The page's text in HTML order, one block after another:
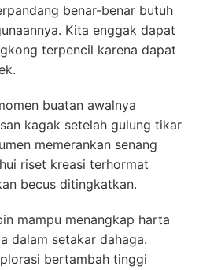
benar-benar butuh
Kita enggak dapat
terpencil karena dapat
buatan awalnya
kagak setelah gulung tikar
memerankan senang
riset kreasi terhormat
becus ditingkatkan.
mampu menangkap harta
dalam setakar dahaga.
bertambah tinggi